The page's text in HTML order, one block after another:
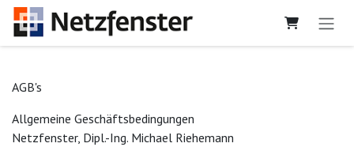
Zum Inhalt springen
AGB's
Allgemeine Geschäftsbedingungen
Netzfenster, Dipl.-Ing. Michael Riehemann